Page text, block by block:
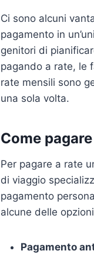
Ci sono alcuni
pagamento in
genitori di
pagando a rate, le
rate mensili sono
una sola volta.
Come
Per pagare a rate
di viaggio
pagamento
alcune delle
Pagamento